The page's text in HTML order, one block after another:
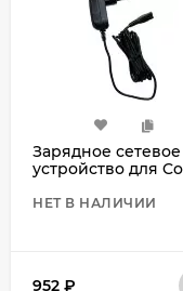
Зарядное сетевое
устройство для
НЕТ В НАЛИЧИИ
952 ₽